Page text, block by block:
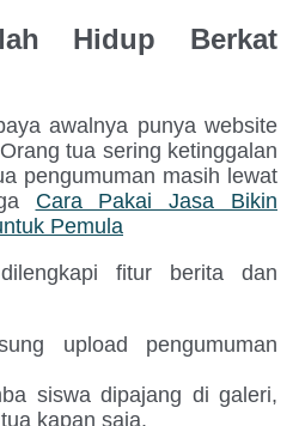
Hidup Berkat
awalnya punya website
tua sering ketinggalan
pengumuman masih lewat
Cara Pakai Jasa Bikin
Pemula
fitur berita dan
upload pengumuman
siswa dipajang di galeri,
kapan saja.